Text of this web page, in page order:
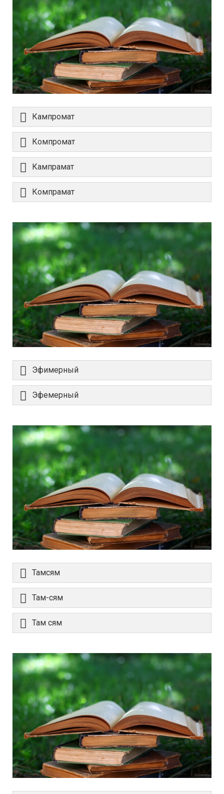
Кампромат
Компромат
Кампрамат
Компрамат
Эфимерный
Эфемерный
Тамсям
Там-сям
Там сям